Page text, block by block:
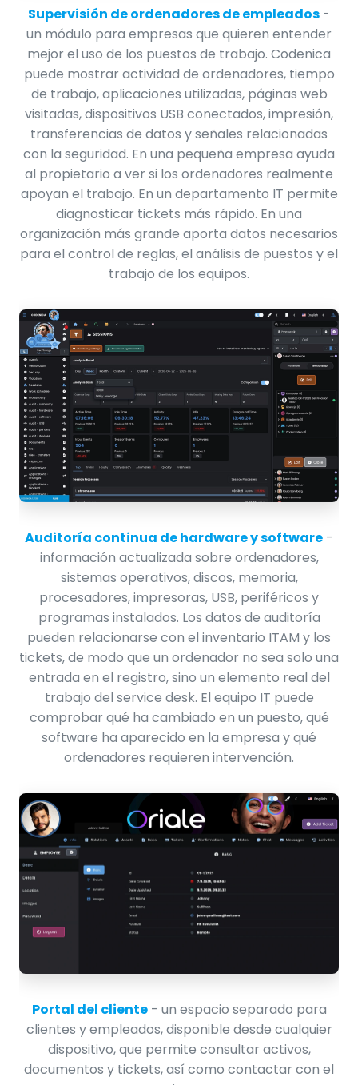
Supervisión de ordenadores de empleados -
un módulo para empresas que quieren entender
mejor el uso de los puestos de trabajo. Codenica
puede mostrar actividad de ordenadores, tiempo
de trabajo, aplicaciones utilizadas, páginas web
visitadas, dispositivos USB conectados, impresión,
transferencias de datos y señales relacionadas
con la seguridad. En una pequeña empresa ayuda
al propietario a ver si los ordenadores realmente
apoyan el trabajo. En un departamento IT permite
diagnosticar tickets más rápido. En una
organización más grande aporta datos necesarios
para el control de reglas, el análisis de puestos y el
trabajo de los equipos.
Auditoría continua de hardware y software -
información actualizada sobre ordenadores,
sistemas operativos, discos, memoria,
procesadores, impresoras, USB, periféricos y
programas instalados. Los datos de auditoría
pueden relacionarse con el inventario ITAM y los
tickets, de modo que un ordenador no sea solo una
entrada en el registro, sino un elemento real del
trabajo del service desk. El equipo IT puede
comprobar qué ha cambiado en un puesto, qué
software ha aparecido en la empresa y qué
ordenadores requieren intervención.
Portal del cliente- un espacio separado para
clientes y empleados, disponible desde cualquier
dispositivo, que permite consultar activos,
documentos y tickets, así como contactar con el